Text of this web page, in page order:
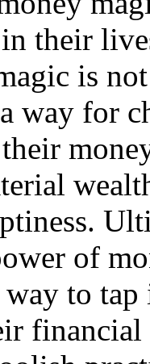
their
is
way for
of
to